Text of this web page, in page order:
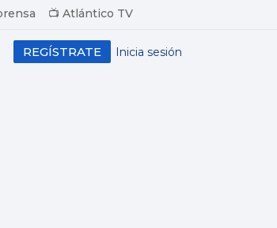
📺 Atlántico TV
Inicia sesión
REGÍSTRATE